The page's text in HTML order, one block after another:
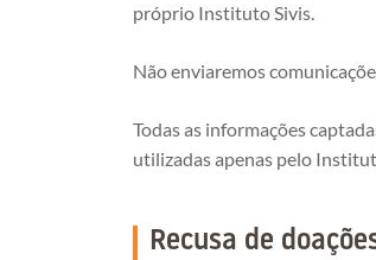
próprio Instituto Sivis.
Não enviaremos
Todas as informações
utilizadas apenas pelo
Recusa de